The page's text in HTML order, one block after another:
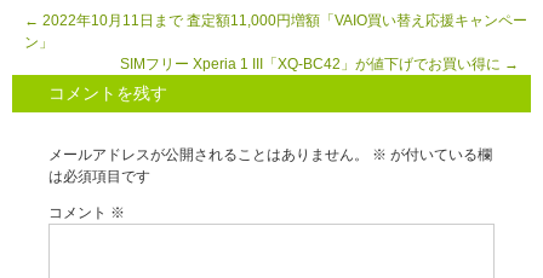
← 2022年10月11日まで 査定額11,000円増額「VAIO買い替え応援キャンペー
ン」
SIMフリー Xperia 1 III「XQ-BC42」が値下げでお買い得に →
コメントを残す
メールアドレスが公開されることはありません。 ※ が付いている欄
は必須項目です
コメント ※